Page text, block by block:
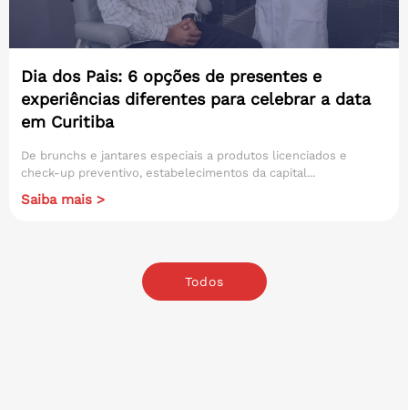
Dia dos Pais: 6 opções de presentes e
experiências diferentes para celebrar a data
em Curitiba
De brunchs e jantares especiais a produtos licenciados e
check-up preventivo, estabelecimentos da capital...
Saiba mais >
Todos